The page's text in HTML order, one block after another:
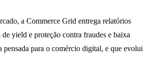
a Commerce Grid entrega relatórios
yield e proteção contra fraudes e baixa
para o comércio digital, e que evolui